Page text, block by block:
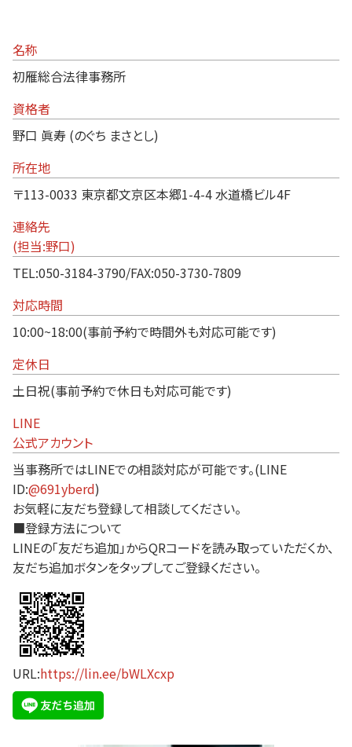
名称
初雁総合法律事務所
資格者
野口 眞寿 (のぐち まさとし)
所在地
〒113-0033 東京都文京区本郷1-4-4 水道橋ビル4F
連絡先
(担当:野口)
TEL:050-3184-3790/FAX:050-3730-7809
対応時間
10:00~18:00(事前予約で時間外も対応可能です)
定休日
土日祝(事前予約で休日も対応可能です)
LINE
公式アカウント
当事務所ではLINEでの相談対応が可能です。(LINE
ID:@691yberd)
お気軽に友だち登録して相談してください。
■登録方法について
LINEの「友だち追加」からQRコードを読み取っていただくか、
友だち追加ボタンをタップしてご登録ください。
URL:https://lin.ee/bWLXcxp